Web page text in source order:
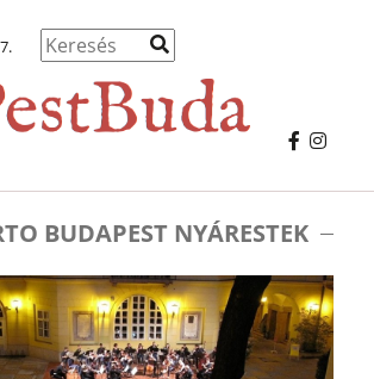
BUDAPEST NYÁRESTEK